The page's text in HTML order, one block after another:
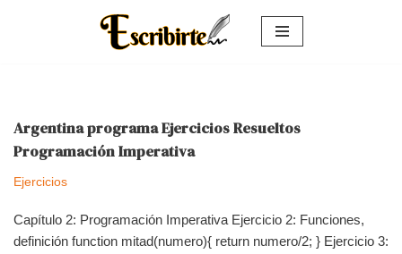
Argentina programa Ejercicios Resueltos
Programación Imperativa
Ejercicios
Capítulo 2: Programación Imperativa Ejercicio 2: Funciones,
definición function mitad(numero){ return numero/2; } Ejercicio 3: